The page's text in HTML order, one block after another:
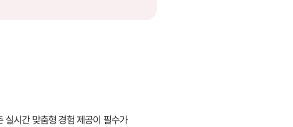
실시간 맞춤형 경험 제공이 필수가